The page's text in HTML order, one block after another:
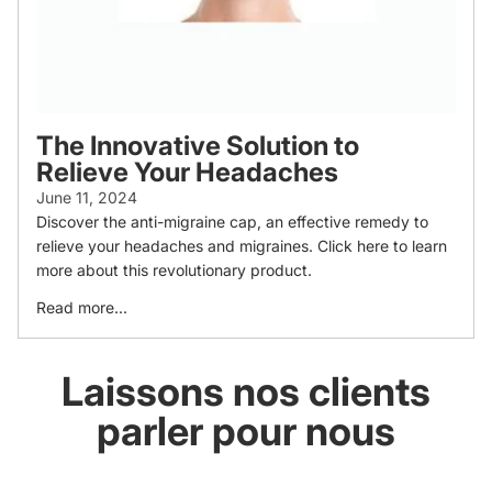
The Innovative Solution to
Relieve Your Headaches
June 11, 2024
Discover the anti-migraine cap, an effective remedy to
relieve your headaches and migraines. Click here to learn
more about this revolutionary product.
Read more...
Laissons nos clients
parler pour nous